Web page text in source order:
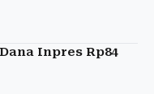
Inpres Rp84